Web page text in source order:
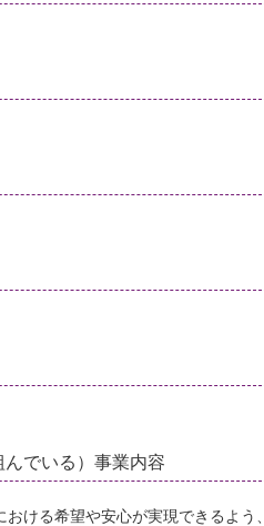
でいる）事業内容
ける希望や安心が実現できるよう、